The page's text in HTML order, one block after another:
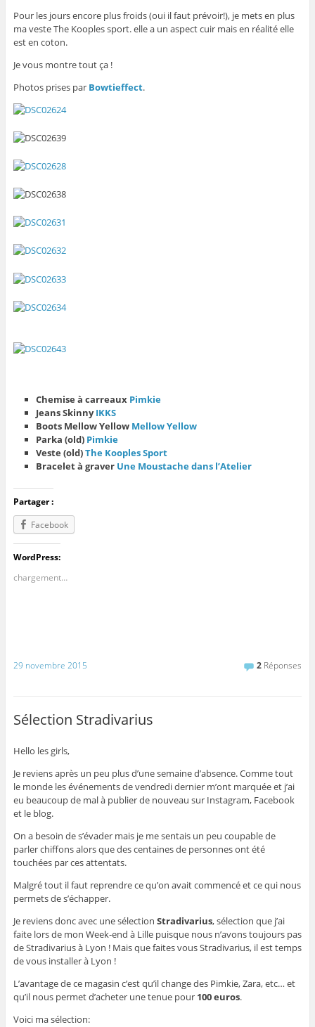
Pour les jours encore plus froids (oui il faut prévoir!), je mets en plus
ma veste The Kooples sport. elle a un aspect cuir mais en réalité elle
est en coton.
Je vous montre tout ça !
Photos prises par Bowtieffect.
Chemise à carreaux Pimkie
Jeans SkinnyIKKS
Boots Mellow Yellow Mellow Yellow
Parka (old) Pimkie
Veste (old)The Kooples Sport
Bracelet à graver Une Moustache dans l’Atelier
Partager :
Facebook
WordPress:
chargement…
29 novembre 2015 2 Réponses
Sélection Stradivarius
Hello les girls,
Je reviens après un peu plus d’une semaine d’absence. Comme tout
le monde les événements de vendredi dernier m’ont marquée et j’ai
eu beaucoup de mal à publier de nouveau sur Instagram, Facebook
et le blog.
On a besoin de s’évader mais je me sentais un peu coupable de
parler chiffons alors que des centaines de personnes ont été
touchées par ces attentats.
Malgré tout il faut reprendre ce qu’on avait commencé et ce qui nous
permets de s’échapper.
Je reviens donc avec une sélection Stradivarius, sélection que j’ai
faite lors de mon Week-end à Lille puisque nous n’avons toujours pas
de Stradivarius à Lyon ! Mais que faites vous Stradivarius, il est temps
de vous installer à Lyon !
L’avantage de ce magasin c’est qu’il change des Pimkie, Zara, etc… et
qu’il nous permet d’acheter une tenue pour 100 euros.
Voici ma sélection: